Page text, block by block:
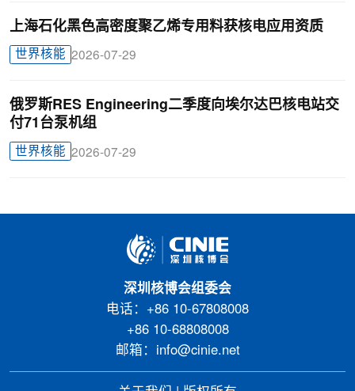
上海石化黑色高密度聚乙烯专用料获核电应用资质
世界核能 2026-07-29
俄罗斯RES Engineering二季度向埃尔达巴核电站交
付71台泵机组
世界核能 2026-07-29
深圳核博会组委会
电话：+86 10-67808008
+86 10-68808008
邮箱：info@cinie.net